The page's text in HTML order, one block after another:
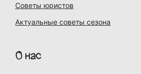
Советы юристов
Актуальные советы сезона
О нас